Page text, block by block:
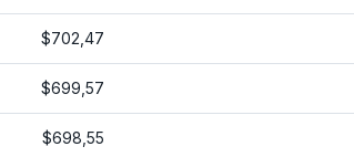
$702,47
$699,57
$698,55